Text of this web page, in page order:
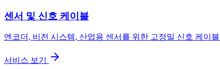
센서 및 신호 케이블
엔코더, 비전 시스템, 산업용 센서를 위한 고정밀 신호 케이
서비스 보기